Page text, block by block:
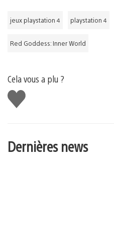
jeux playstation 4 playstation 4
Red Goddess: Inner World
Cela vous a plu ?
J'aime
Dernières news